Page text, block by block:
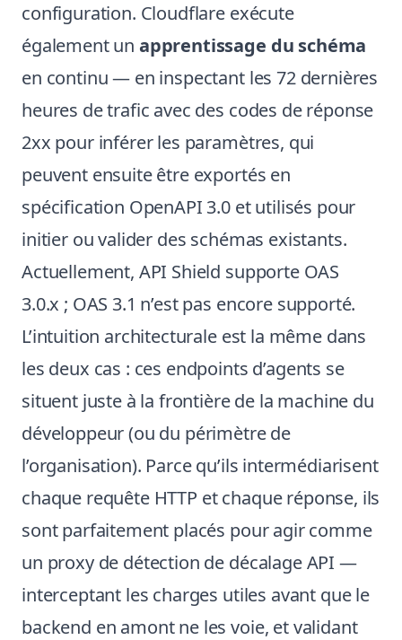
configuration. Cloudflare exécute
également un apprentissage du schéma
en continu — en inspectant les 72 dernières
heures de trafic avec des codes de réponse
2xx pour inférer les paramètres, qui
peuvent ensuite être exportés en
spécification OpenAPI 3.0 et utilisés pour
initier ou valider des schémas existants.
Actuellement, API Shield supporte OAS
3.0.x ; OAS 3.1 n’est pas encore supporté.
L’intuition architecturale est la même dans
les deux cas : ces endpoints d’agents se
situent juste à la frontière de la machine du
développeur (ou du périmètre de
l’organisation). Parce qu’ils intermédiarisent
chaque requête HTTP et chaque réponse, ils
sont parfaitement placés pour agir comme
un proxy de détection de décalage API —
interceptant les charges utiles avant que le
backend en amont ne les voie, et validant